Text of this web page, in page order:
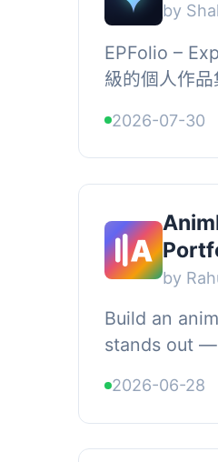
by
EPFolio –
級的個人作
究、部落格
2026-07-30
by
Build an
stands out
skills into a
2026-06-28